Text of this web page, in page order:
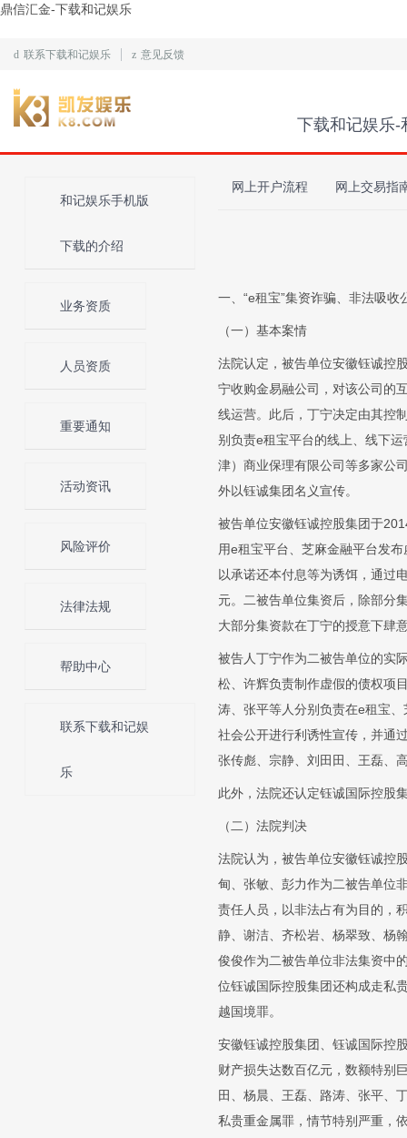
鼎信汇金-下载和记娱乐
d 联系下载和记娱乐 z 意见反馈
下载和记娱乐-
和记娱乐手机版
下载的介绍
业务资质
人员资质
重要通知
活动资讯
风险评价
法律法规
帮助中心
联系下载和记娱
乐
网上开户流程 网上交易指
一、“e租宝”集资诈骗、非法吸收
（一）基本案情
法院认定，被告单位安徽钰诚控
宁收购金易融公司，对该公司的
线运营。此后，丁宁决定由其控
别负责e租宝平台的线上、线下
津）商业保理有限公司等多家公
外以钰诚集团名义宣传。
被告单位安徽钰诚控股集团于
用e租宝平台、芝麻金融平台发
以承诺还本付息等为诱饵，通过
元。二被告单位集资后，除部分
大部分集资款在丁宁的授意下肆
被告人丁宁作为二被告单位的实
松、许辉负责制作虚假的债权项
涛、张平等人分别负责在e租宝
社会公开进行利诱性宣传，并通
张传彪、宗静、刘田田、王磊、
此外，法院还认定钰诚国际控股
（二）法院判决
法院认为，被告单位安徽钰诚控
甸、张敏、彭力作为二被告单位
责任人员，以非法占有为目的，
静、谢洁、齐松岩、杨翠致、杨
俊俊作为二被告单位非法集资中
位钰诚国际控股集团还构成走私
越国境罪。
安徽钰诚控股集团、钰诚国际控
财产损失达数百亿元，数额特别
田、杨晨、王磊、路涛、张平、
私贵重金属罪，情节特别严重，